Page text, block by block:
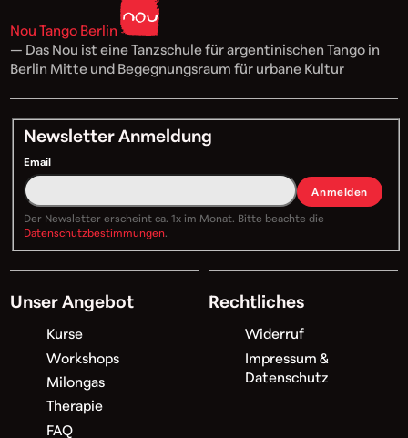
Nou Tango Berlin
— Das Nou ist eine Tanzschule für argentinischen Tango in
Berlin Mitte und Begegnungsraum für urbane Kultur
Newsletter Anmeldung
Email
Anmelden
Der Newsletter erscheint ca. 1x im Monat. Bitte beachte die
Datenschutzbestimmungen.
Unser Angebot
Kurse
Workshops
Milongas
Therapie
FAQ
Rechtliches
Widerruf
Impressum &
Datenschutz